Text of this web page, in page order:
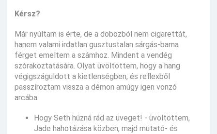
Kérsz?
Már nyúltam is érte, de a dobozból nem cigarettát,
hanem valami irdatlan gusztustalan sárgás-barna
férget emeltem a számhoz. Mindent a vendég
szórakoztatására. Olyat üvöltöttem, hogy a hang
végigszáguldott a kietlenségben, és reflexből
passzíroztam vissza a démon amúgy igen vonzó
arcába.
Hogy Seth húzná rád az üveget! - üvöltöttem,
Jade hahotázása közben, majd mutató- és